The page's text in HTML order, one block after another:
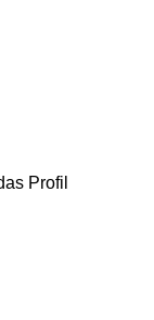
Profil